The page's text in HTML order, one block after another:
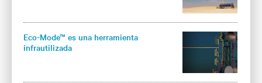
Eco-Mode™ es una herramienta
infrautilizada